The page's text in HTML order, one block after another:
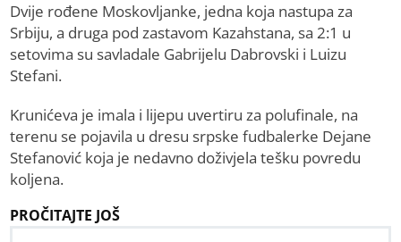
Dvije rođene Moskovljanke, jedna koja nastupa za
Srbiju, a druga pod zastavom Kazahstana, sa 2:1 u
setovima su savladale Gabrijelu Dabrovski i Luizu
Stefani.
Krunićeva je imala i lijepu uvertiru za polufinale, na
terenu se pojavila u dresu srpske fudbalerke Dejane
Stefanović koja je nedavno doživjela tešku povredu
koljena.
PROČITAJTE JOŠ